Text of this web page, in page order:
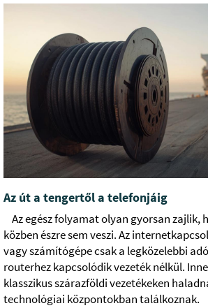
Az út a tengertől a telefonjáig
Az egész folyamat olyan gyorsan zajlik,
közben észre sem veszi. Az
vagy számítógépe csak a legközelebbi
routerhez kapcsolódik vezeték nélkül.
klasszikus szárazföldi vezetékeken
technológiai központokban találkoznak.